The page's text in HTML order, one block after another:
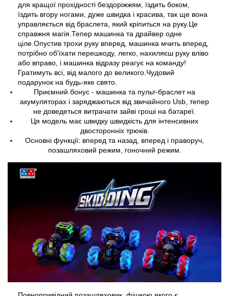
для кращої прохідності бездоріжжям, їздить боком,
їздить вгору ногами, дуже швидка і красива, так ще вона
управляється від браслета, який кріпиться на руку.Це
справжня магія.Тепер машинка та драйвер одне
ціле.Опустив трохи руку вперед, машинка мчить вперед,
потрібно об'їхати перешкоду, легко, нахиляєш руку вліво
або вправо, і машинка відразу реагує на команду!
Гратимуть всі, від малого до великого.Чудовий
подарунок на будь-яке свято.
Приємний бонус - машинка та пульт-браслет на
акумуляторах і заряджаються від звичайного Usb, тепер
не доведеться витрачати зайві гроші на батареї.
Ця модель має швидку швидкість для інтенсивних
двосторонніх трюків.
Основні функції: вперед та назад, вперед і праворуч,
позашляховий режим, гоночний режим.